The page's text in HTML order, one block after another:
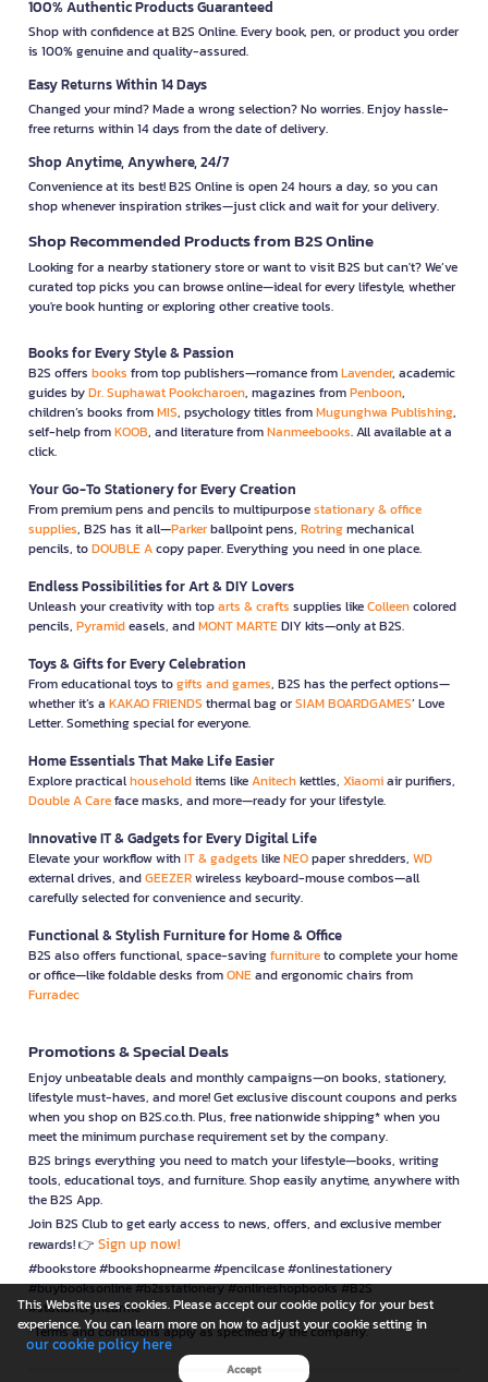
100% Authentic Products Guaranteed
Shop with confidence at B2S Online. Every book, pen, or product you order
is 100% genuine and quality-assured.
Easy Returns Within 14 Days
Changed your mind? Made a wrong selection? No worries. Enjoy hassle-
free returns within 14 days from the date of delivery.
Shop Anytime, Anywhere, 24/7
Convenience at its best! B2S Online is open 24 hours a day, so you can
shop whenever inspiration strikes—just click and wait for your delivery.
Shop Recommended Products from B2S Online
Looking for a nearby stationery store or want to visit B2S but can't? We’ve
curated top picks you can browse online—ideal for every lifestyle, whether
you're book hunting or exploring other creative tools.
Books for Every Style & Passion
B2S offers books from top publishers—romance fromLavender, academic
guides byDr. Suphawat Pookcharoen, magazines fromPenboon,
children’s books fromMIS, psychology titles fromMugunghwa Publishing,
self-help fromKOOB, and literature fromNanmeebooks. All available at a
click.
Your Go-To Stationery for Every Creation
From premium pens and pencils to multipurposestationary & office
supplies, B2S has it all—Parkerballpoint pens, Rotringmechanical
pencils, toDOUBLE Acopy paper. Everything you need in one place.
Endless Possibilities for Art & DIY Lovers
Unleash your creativity with toparts & crafts supplies likeColleencolored
pencils, Pyramideasels, andMONT MARTEDIY kits—only at B2S.
Toys & Gifts for Every Celebration
From educational toys togifts and games, B2S has the perfect options—
whether it’s a KAKAO FRIENDS thermal bag orSIAM BOARDGAMES’ Love
Letter. Something special for everyone.
Home Essentials That Make Life Easier
Explore practicalhouseholditems likeAnitechkettles, Xiaomiair purifiers,
Double A Careface masks, and more—ready for your lifestyle.
Innovative IT & Gadgets for Every Digital Life
Elevate your workflow withIT & gadgets likeNEOpaper shredders, WD
external drives, andGEEZERwireless keyboard-mouse combos—all
carefully selected for convenience and security.
Functional & Stylish Furniture for Home & Office
B2S also offers functional, space-savingfurnitureto complete your home
or office—like foldable desks fromONEand ergonomic chairs from
Furradec
Promotions & Special Deals
Enjoy unbeatable deals and monthly campaigns—on books, stationery,
lifestyle must-haves, and more! Get exclusive discount coupons and perks
when you shop on B2S.co.th. Plus, free nationwide shipping* when you
meet the minimum purchase requirement set by the company.
B2S brings everything you need to match your lifestyle—books, writing
tools, educational toys, and furniture. Shop easily anytime, anywhere with
the B2S App.
Join B2S Club to get early access to news, offers, and exclusive member
rewards! 👉 Sign up now!
#bookstore #bookshopnearme #pencilcase #onlinestationery
#buybooksonline #b2sstationery #onlineshopbooks #B2S
#stationerynearme
*Terms and conditions apply as specified by the company.
This Website uses cookies. Please accept our cookie policy for your best
experience. You can learn more on how to adjust your cookie setting in
our cookie policy here
Accept